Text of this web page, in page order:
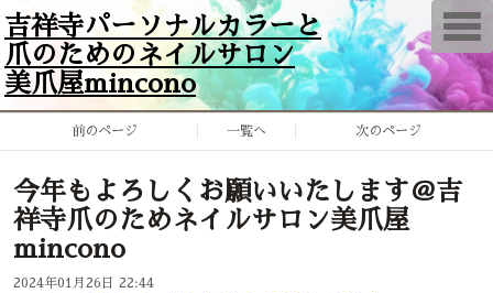
吉祥寺パーソナルカラーと
爪のためのネイルサロン
美爪屋mincono
前のページ 一覧へ 次のページ
今年もよろしくお願いいたします＠吉
祥寺爪のためネイルサロン美爪屋
mincono
2024年01月26日 22:44
T
o
g
l
e
n
v
g